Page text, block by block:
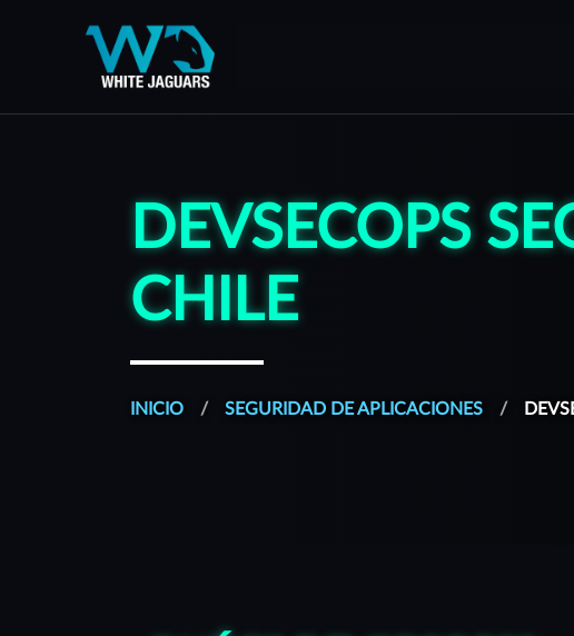
DEVSECOPS
CHILE
INICIO SEGURIDAD DE APLICACIONES